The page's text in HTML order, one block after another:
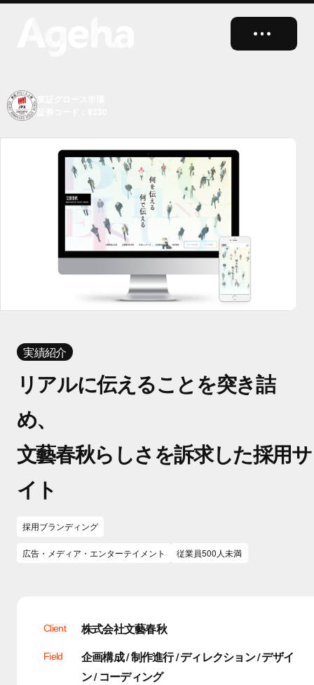
close
東証グロース市場
証券コード：9330
実績紹介
リアルに伝えることを突き詰
め、
文藝春秋らしさを訴求した採用サ
イト
採用ブランディング
広告・メディア・エンターテイメント 従業員500人未満
Client 株式会社文藝春秋
Field
企画構成 / 制作進行 / ディレクション / デザイ
ン / コーディング